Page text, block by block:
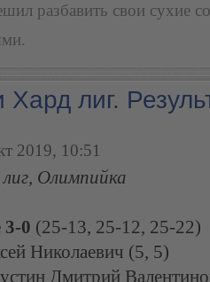
разбавить свои сухие
Хард лиг.
2019, 10:51
Олимпийка
0 (25-13, 25-12, 25-22)
Николаевич (5, 5)
Дмитрий